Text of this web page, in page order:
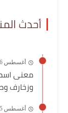
أحدث
أغسطس 6, 2026
معنى
وزخارف
أغسطس 5, 2026